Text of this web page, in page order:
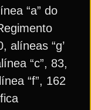
“a” do
alíneas “g’
“c”, 83,
“f”, 162